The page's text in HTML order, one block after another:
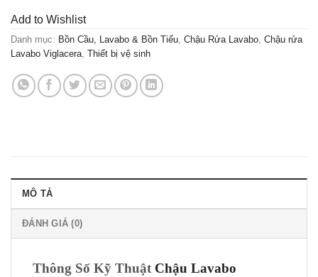
Add to Wishlist
Danh mục: Bồn Cầu, Lavabo & Bồn Tiểu, Chậu Rửa Lavabo, Chậu rửa
Lavabo Viglacera, Thiết bị vệ sinh
MÔ TẢ
ĐÁNH GIÁ (0)
Thông Số Kỹ Thuật Chậu Lavabo